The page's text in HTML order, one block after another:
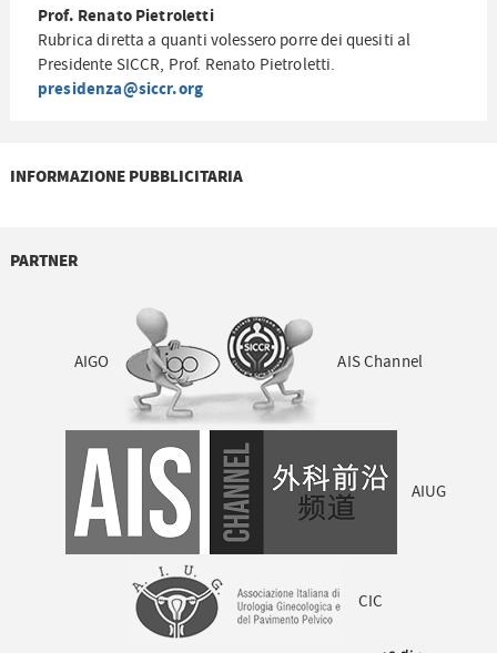
Prof. Renato Pietroletti
Rubrica diretta a quanti volessero porre dei quesiti al
Presidente SICCR, Prof. Renato Pietroletti.
presidenza@siccr.org
INFORMAZIONE PUBBLICITARIA
PARTNER
AIGO AIS Channel
AIUG
CIC